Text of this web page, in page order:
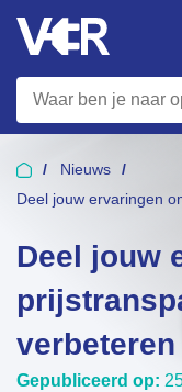
Nieuws
Deel jouw ervaringen
Deel jouw
verbeteren
Gepubliceerd op: